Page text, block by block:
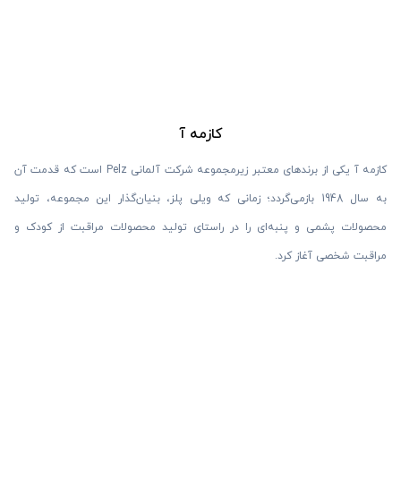
کازمه آ
کازمه آ یکی از برندهای معتبر زیرمجموعه شرکت آلمانی Pelz است که قدمت آن
به سال 1948 بازمی‌گردد؛ زمانی که ویلی پلز، بنیان‌گذار این مجموعه، تولید
محصولات پشمی و پنبه‌ای را در راستای تولید محصولات مراقبت از کودک و
مراقبت شخصی آغاز کرد.